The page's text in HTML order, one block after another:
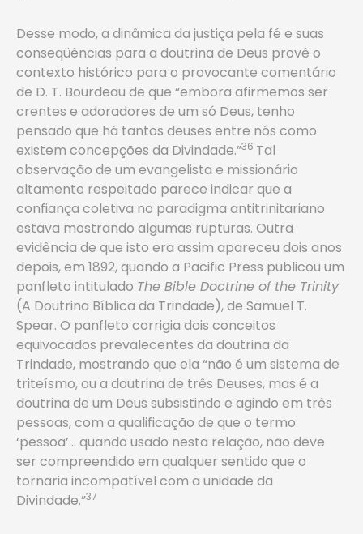
Desse modo, a dinâmica da justiça pela fé e suas
conseqüências para a doutrina de Deus provê o
contexto histórico para o provocante comentário
de D. T. Bourdeau de que “embora afirmemos ser
crentes e adoradores de um só Deus, tenho
pensado que há tantos deuses entre nós como
existem concepções da Divindade.”36 Tal
observação de um evangelista e missionário
altamente respeitado parece indicar que a
confiança coletiva no paradigma antitrinitariano
estava mostrando algumas rupturas. Outra
evidência de que isto era assim apareceu dois anos
depois, em 1892, quando a Pacific Press publicou um
panfleto intitulado The Bible Doctrine of the Trinity
(A Doutrina Bíblica da Trindade), de Samuel T.
Spear. O panfleto corrigia dois conceitos
equivocados prevalecentes da doutrina da
Trindade, mostrando que ela “não é um sistema de
triteísmo, ou a doutrina de três Deuses, mas é a
doutrina de um Deus subsistindo e agindo em três
pessoas, com a qualificação de que o termo
‘pessoa’… quando usado nesta relação, não deve
ser compreendido em qualquer sentido que o
tornaria incompatível com a unidade da
Divindade.”37